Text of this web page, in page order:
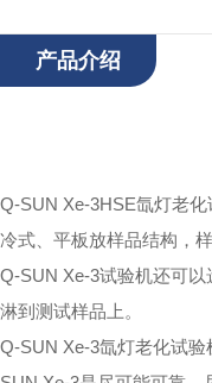
产品介绍
Q-SUN Xe-3HSE氙灯老
冷式、平板放样品结构，
Q-SUN Xe-3试验机还可
淋到测试样品上。
Q-SUN Xe-3氙灯老化试